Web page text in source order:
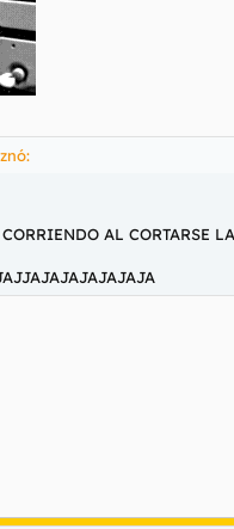
AL CORTARSE